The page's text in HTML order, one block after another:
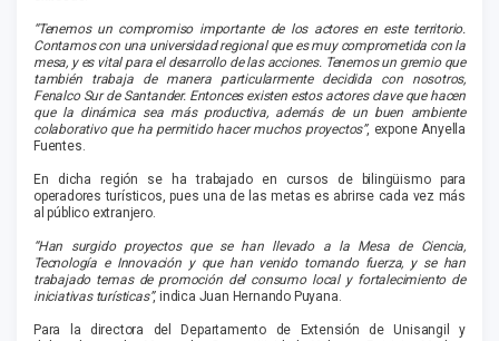
“Tenemos un compromiso importante de los actores en este territorio.
Contamos con una universidad regional que es muy comprometida con la
mesa, y es vital para el desarrollo de las acciones. Tenemos un gremio que
también trabaja de manera particularmente decidida con nosotros,
Fenalco Sur de Santander. Entonces existen estos actores clave que hacen
que la dinámica sea más productiva, además de un buen ambiente
colaborativo que ha permitido hacer muchos proyectos”, expone Anyella
Fuentes.
En dicha región se ha trabajado en cursos de bilingüismo para
operadores turísticos, pues una de las metas es abrirse cada vez más
al público extranjero.
“Han surgido proyectos que se han llevado a la Mesa de Ciencia,
Tecnología e Innovación y que han venido tomando fuerza, y se han
trabajado temas de promoción del consumo local y fortalecimiento de
iniciativas turísticas”, indica Juan Hernando Puyana.
Para la directora del Departamento de Extensión de Unisangil y